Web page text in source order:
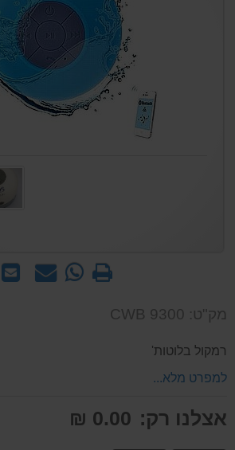
שלח
שאל WhatsApp
מק"ט: CWB 9300
רמקול בלוטות'
למפרט מלא...
אצלנו רק: 0.00 ₪